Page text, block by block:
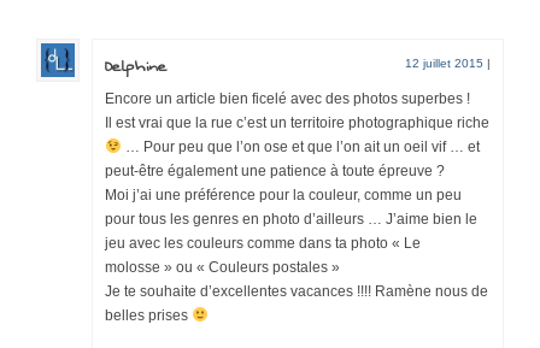
Delphine 12 juillet 2015 |
Encore un article bien ficelé avec des photos superbes !
Il est vrai que la rue c’est un territoire photographique riche
… Pour peu que l’on ose et que l’on ait un oeil vif … et
peut-être également une patience à toute épreuve ?
Moi j’ai une préférence pour la couleur, comme un peu
pour tous les genres en photo d’ailleurs … J’aime bien le
jeu avec les couleurs comme dans ta photo « Le
molosse » ou « Couleurs postales »
Je te souhaite d’excellentes vacances !!!! Ramène nous de
belles prises